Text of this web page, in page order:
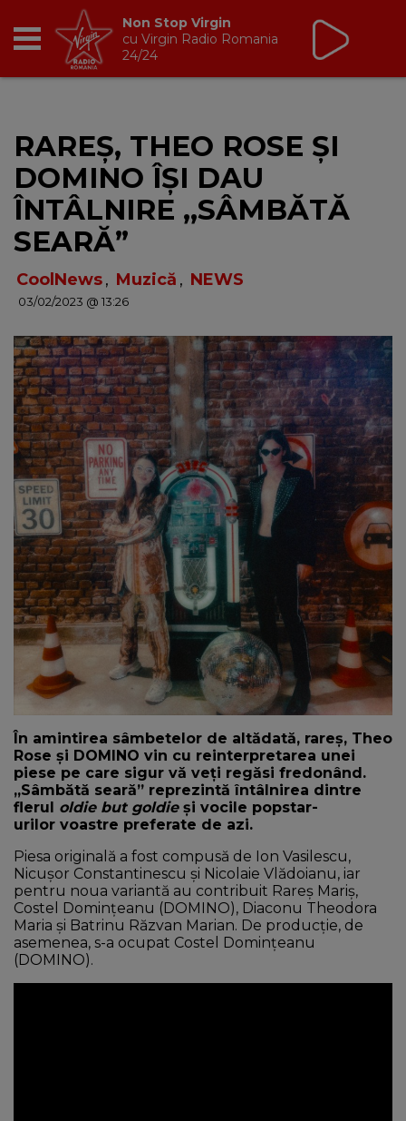
BREAKFAST
TIC TALK
CÂȘTIGĂ
HOT 30
DANCEFLOOR CHART
RADIO ACADEMY
NEWS
CONTUL MEU
Non Stop Virgin
cu Virgin Radio Romania
24/24
RAREȘ, THEO ROSE ȘI
DOMINO ÎȘI DAU
ÎNTÂLNIRE ,,SÂMBĂTĂ
SEARĂ”
CoolNews, Muzică , NEWS
03/02/2023 @ 13:26
În amintirea sâmbetelor de altădată, rareș, Theo
Rose și DOMINO vin cu reinterpretarea unei
piese pe care sigur vă veți regăsi fredonând.
,,Sâmbătă seară” reprezintă întâlnirea dintre
flerul oldie but goldieși vocile popstar-
urilor voastre preferate de azi.
Piesa originală a fost compusă de Ion Vasilescu,
Nicușor Constantinescu și Nicolaie Vlădoianu, iar
pentru noua variantă au contribuit Rareș Mariș,
Costel Domințeanu (DOMINO), Diaconu Theodora
Maria și Batrinu Răzvan Marian. De producție, de
asemenea, s-a ocupat Costel Domințeanu
(DOMINO).